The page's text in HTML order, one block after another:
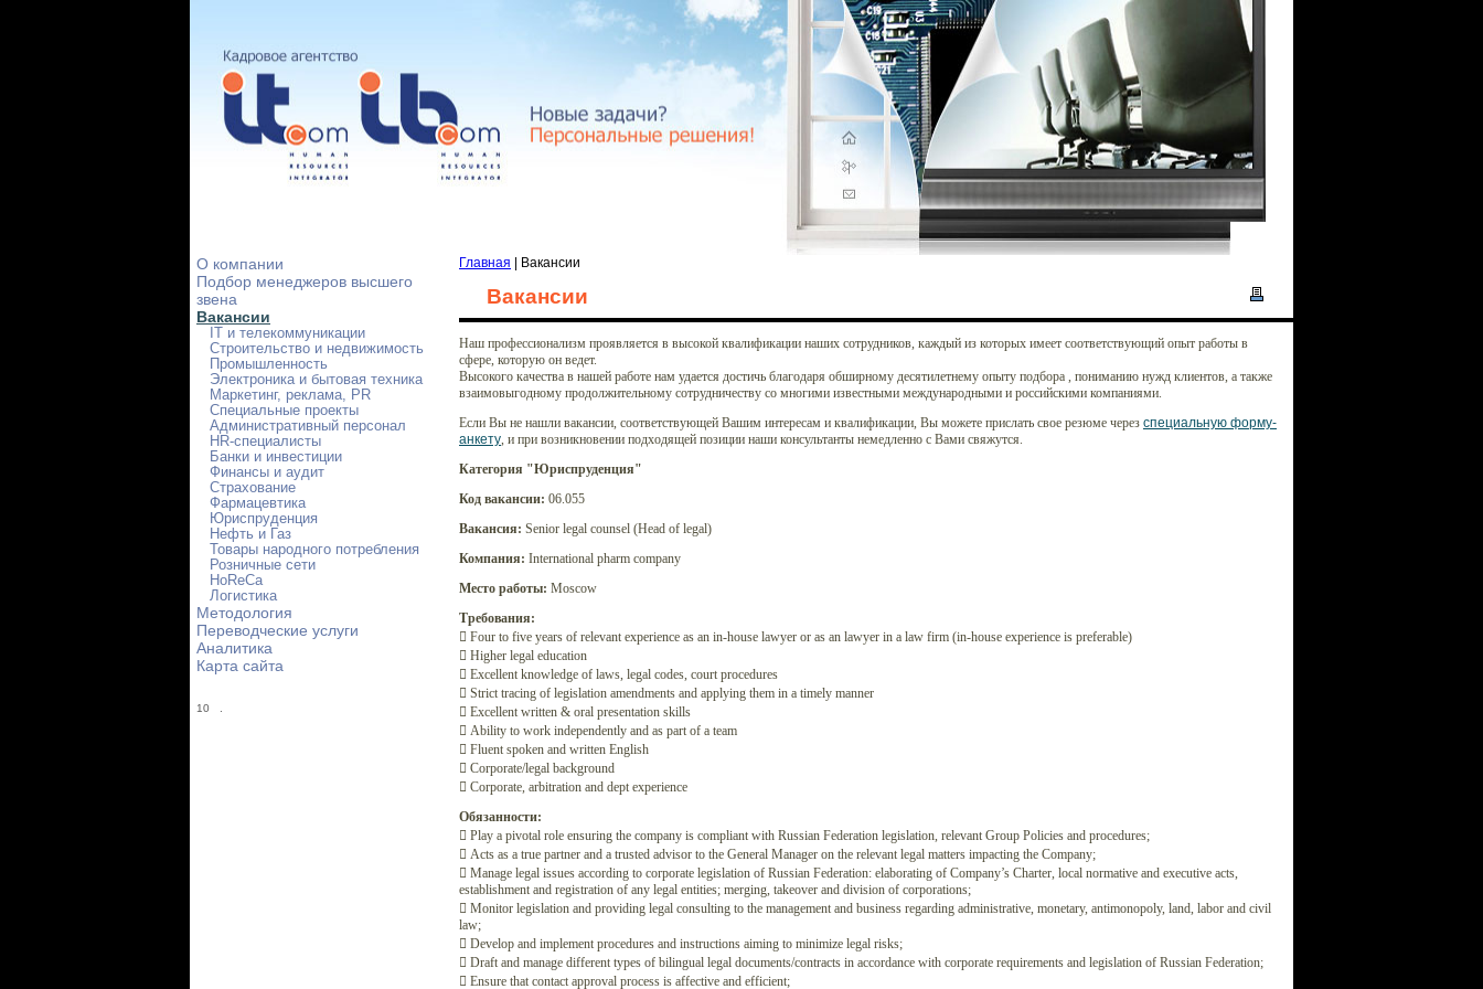
О компании
Подбор менеджеров высшего
звена
Вакансии
IT и телекоммуникации
Строительство и недвижимость
Промышленность
Электроника и бытовая техника
Маркетинг, реклама, PR
Специальные проекты
Административный персонал
HR-специалисты
Банки и инвестиции
Финансы и аудит
Страхование
Фармацевтика
Юриспруденция
Нефть и Газ
Товары народного потребления
Розничные сети
HoReCa
Логистика
Методология
Переводческие услуги
Аналитика
Карта сайта
10
Главная | Вакансии
Вакансии
Наш профессионализм проявляется в высокой квалификации наших сотрудников, каждый из которых имеет соответствующий опыт работы в
сфере, которую он ведет.
Высокого качества в нашей работе нам удается достичь благодаря обширному десятилетнему опыту подбора , пониманию нужд клиентов, а также
взаимовыгодному продолжительному сотрудничеству со многими известными международными и российскими компаниями.
Если Вы не нашли вакансии, соответствующей Вашим интересам и квалификации, Вы можете прислать свое резюме через специальную форму-
анкету, и при возникновении подходящей позиции наши консультанты немедленно с Вами свяжутся.
Категория "Юриспруденция"
Код вакансии: 06.055
Вакансия: Senior legal counsel (Head of legal)
Компания: International pharm company
Место работы: Moscow
Требования:
 Four to five years of relevant experience as an in-house lawyer or as an lawyer in a law firm (in-house experience is preferable)
 Higher legal education
 Excellent knowledge of laws, legal codes, court procedures
 Strict tracing of legislation amendments and applying them in a timely manner
 Excellent written & oral presentation skills
 Ability to work independently and as part of a team
 Fluent spoken and written English
 Corporate/legal background
 Corporate, arbitration and dept experience
Обязанности:
 Play a pivotal role ensuring the company is compliant with Russian Federation legislation, relevant Group Policies and procedures;
 Acts as a true partner and a trusted advisor to the General Manager on the relevant legal matters impacting the Company;
 Manage legal issues according to corporate legislation of Russian Federation: elaborating of Company’s Charter, local normative and executive acts,
establishment and registration of any legal entities; merging, takeover and division of corporations;
 Monitor legislation and providing legal consulting to the management and business regarding administrative, monetary, antimonopoly, land, labor and civil
law;
 Develop and implement procedures and instructions aiming to minimize legal risks;
 Draft and manage different types of bilingual legal documents/contracts in accordance with corporate requirements and legislation of Russian Federation;
 Ensure that contact approval process is affective and efficient;